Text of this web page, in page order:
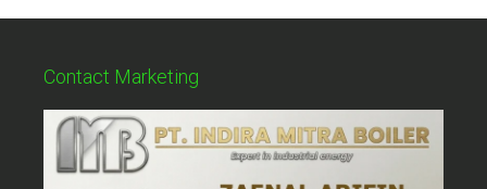
Contact Marketing